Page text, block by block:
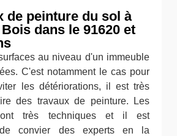
de peinture du sol à
dans le 91620 et
au niveau d'un immeuble
C'est notamment le cas pour
les détériorations, il est très
des travaux de peinture. Les
très techniques et il est
de convier des experts en la